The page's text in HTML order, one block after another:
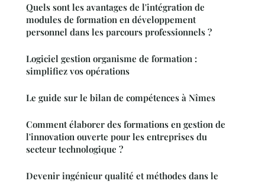
Quels sont les avantages de l'intégration de
modules de formation en développement
personnel dans les parcours professionnels ?
Logiciel gestion organisme de formation :
simplifiez vos opérations
Le guide sur le bilan de compétences à Nîmes
Comment élaborer des formations en gestion de
l'innovation ouverte pour les entreprises du
secteur technologique ?
Devenir ingénieur qualité et méthodes dans le